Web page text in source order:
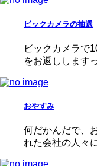
ビックカメラの抽選
ビックカメラで
をお返しします
おやすみ
何だかんだで、
れた会社の人々